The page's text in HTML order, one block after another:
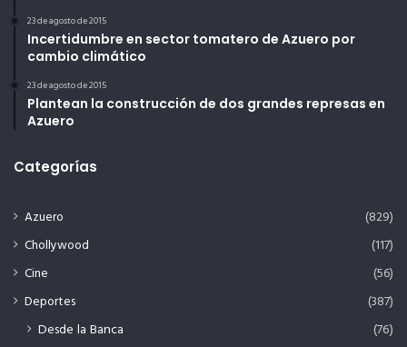
23 de agosto de 2015
Incertidumbre en sector tomatero de Azuero por
cambio climático
23 de agosto de 2015
Plantean la construcción de dos grandes represas en
Azuero
Categorías
Azuero
(829)
Chollywood
(117)
Cine
(56)
Deportes
(387)
Desde la Banca (76)